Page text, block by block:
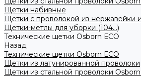
Щетки набивные
Щетки с проволокой из нержавейки
Щетки-метлы для уборки (104...)
Технические щетки Osborn ЕСО
Назад
Технические щетки Osborn ЕСО
Щетки из латунированной проволоки
Щетки из стальной проволоки